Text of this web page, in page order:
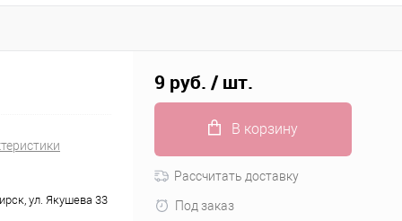
ул. Якушева 33
9 руб. / шт.
В корзину
Рассчитать доставку
Под заказ